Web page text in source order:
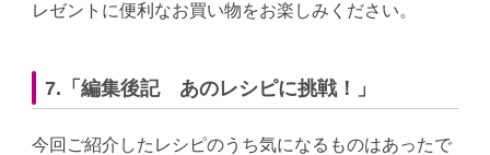
レゼントに便利なお買い物をお楽しみください。
7.「編集後記 あのレシピに挑戦！」
今回ご紹介したレシピのうち気になるものはあったで